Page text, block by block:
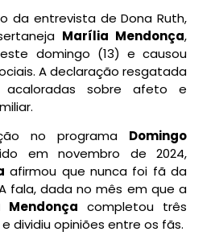
da entrevista de Dona Ruth,
Marília Mendonça,
domingo (13) e causou
A declaração resgatada
acaloradas sobre afeto e
no programa Domingo
em novembro de 2024,
afirmou que nunca foi fã da
fala, dada no mês em que a
Mendonça completou três
dividiu opiniões entre os fãs.